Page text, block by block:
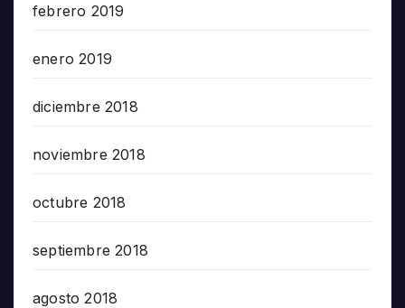
febrero 2019
enero 2019
diciembre 2018
noviembre 2018
octubre 2018
septiembre 2018
agosto 2018